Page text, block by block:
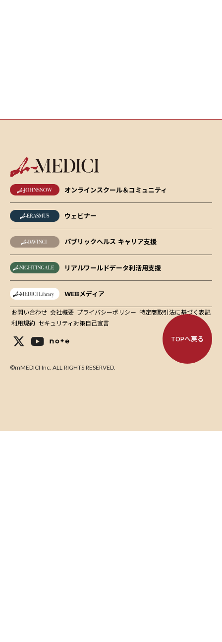
オンラインスクール＆コミュニティ
ウェビナー
パブリックヘルス キャリア支援
リアルワールドデータ利活用支援
WEBメディア
お問い合わせ 会社概要 プライバシーポリシー 特定商取引法に基づく表記
利用規約 セキュリティ対策自己宣言
TOPへ戻る
©mMEDICI Inc. ALL RIGHTS RESERVED.